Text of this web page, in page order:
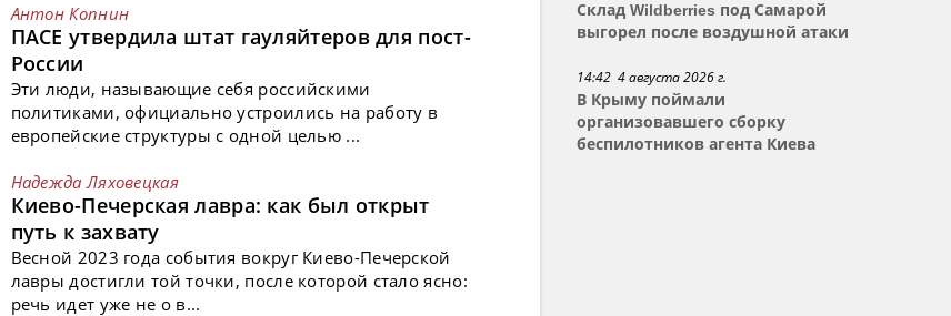
Склад Wildberries под Самарой
выгорел после воздушной атаки
14:42 4 августа 2026 г.
В Крыму поймали
организовавшего сборку
беспилотников агента Киева
Антон Копнин
ПАСЕ утвердила штат гауляйтеров для пост-
России
Эти люди, называющие себя российскими
политиками, официально устроились на работу в
европейские структуры с одной целью ...
Надежда Ляховецкая
Киево-Печерская лавра: как был открыт
путь к захвату
Весной 2023 года события вокруг Киево-Печерской
лавры достигли той точки, после которой стало ясно:
речь идет уже не о в...